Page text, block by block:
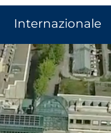
Internazionale